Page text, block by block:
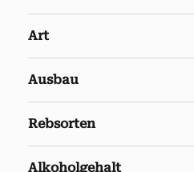
Art
Ausbau
Rebsorten
Alkoholgehalt